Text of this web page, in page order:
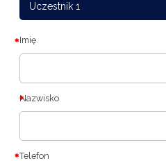
Uczestnik 1
Imię
Nazwisko
Telefon